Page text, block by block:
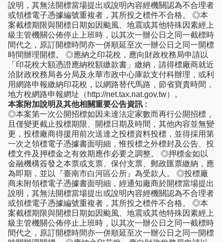
說明，其無法開標當場提出或說明內容經機關認為不合理者
或領標電子憑據編號重複者，其所投之標件不合格。 ◎本
案截標期限與開標日期如因颱風、地震或其他特殊因素經上
級主管機關公佈停止上班時，以其次一辦公日之同一截標時
間代之，原訂開標時間亦一併順延至次一辦公日之同一開標
時間辦理開標。 ◎應納之印花稅，應向財政稅務局申請以
「印花稅大額憑證應納稅額繳款書」繳納，請得標廠商就近
洽財政稅務局各分局及永華市政中心庫款支付科辦理，或利
用網路申報繳納印花稅，以網路替代馬路，節省寶貴時間，
地方稅網路申報網址（http://net.tax.nat.gov.tw）。
本案附加說明及其他相關重要公告資訊 :
◎本案第一次公開招標如因未達法定家數而再行公開招標，
且僅變更截止投標期限、開標日期及時間，其他內容並無變
更，投標廠商得援用前次送達之投標資料投標，並得採用第
一次之領標電子憑據書面明細，惟投標之外標封及公告、投
標文件及押標金之有效期應作必要之調整。 ◎押標金如以
金融機構簽發之本票或支票、保付支票、郵政匯票繳納，應
為即期，並以『臺南市白河區公所』為受款人。 ◎投標廠
商未附領標電子憑據書面明細，經通知廠商於開標當場提出
說明，其無法開標當場提出或說明內容經機關認為不合理者
或領標電子憑據編號重複者，其所投之標件不合格。 ◎本
案截標期限與開標日期如因颱風、地震或其他特殊因素經上
級主管機關公佈停止上班時，以其次一辦公日之同一截標時
間代之，原訂開標時間亦一併順延至次一辦公日之同一開標